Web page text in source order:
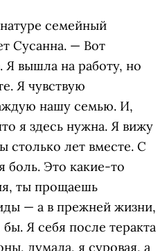
семейный
Сусанна. — Вот
вышла на работу, но
Я чувствую
нашу семью. И,
я здесь нужна. Я вижу
лет вместе. С
боль. Это какие-то
ты прощаешь
— а в прежней жизни,
Я себя после теракта
думала, я суровая, а